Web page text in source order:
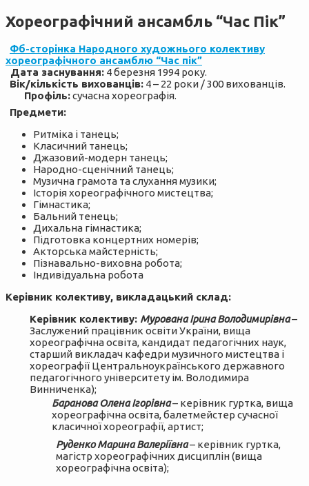
Хореографічний ансамбль “Час Пік”
Фб-сторінка Народного художнього колективу
хореографічного ансамблю “Час пік”
Дата заснування: 4 березня 1994 року.
Вік/кількість вихованців: 4 – 22 роки / 300 вихованців.
Профіль:сучасна хореографія.
Предмети:
Ритміка і танець;
Класичний танець;
Джазовий-модерн танець;
Народно-сценічний танець;
Музична грамота та слухання музики;
Історія хореографічного мистецтва;
Гімнастика;
Бальний тенець;
Дихальна гімнастика;
Підготовка концертних номерів;
Акторська майстерність;
Пізнавально-виховна робота;
Індивідуальна робота
Керівник колективу, викладацький склад:
Керівник колективу: Мурована Ірина Володимирівна–
Заслужений працівник освіти України, вища
хореографічна освіта, кандидат педагогічних наук,
старший викладач кафедри музичного мистецтва і
хореографії Центральноукраїнського державного
педагогічного університету ім. Володимира
Винниченка);
Баранова Олена Ігорівна– керівник гуртка, вища
хореографічна освіта, балетмейстер сучасної
класичної хореографії, артист;
Руденко Марина Валеріївна– керівник гуртка,
магістр хореографічних дисциплін (вища
хореографічна освіта);